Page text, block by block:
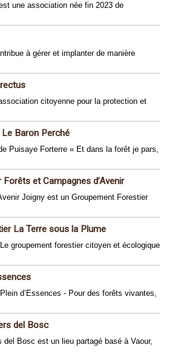
une association née fin 2023 de
à gérer et implanter de manière
citoyenne pour la protection et
Baron Perché
Puisaye Forterre « Et dans la forêt je pars,
et Campagnes d’Avenir
Joigny est un Groupement Forestier
La Terre sous la Plume
groupement forestier citoyen et écologique
d’Essences - Pour des forêts vivantes,
del Bosc
del Bosc est un lieu partagé basé à Vaour,